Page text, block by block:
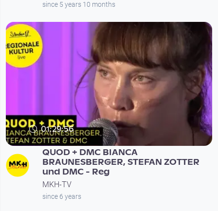
since 5 years 10 months
01:29:56
QUOD + DMC BIANCA
BRAUNESBERGER, STEFAN ZOTTER
und DMC - Reg
MKH-TV
since 6 years